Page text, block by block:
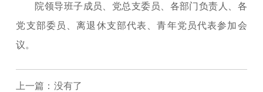
院领导班子成员、党总支委员、各部门负责人、各
党支部委员、离退休支部代表、青年党员代表参加会
议。
上一篇： 没有了